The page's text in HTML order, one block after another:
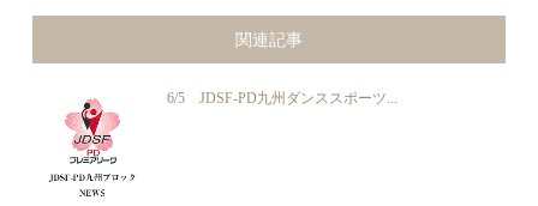
関連記事
6/5 JDSF-PD九州ダンススポーツ...